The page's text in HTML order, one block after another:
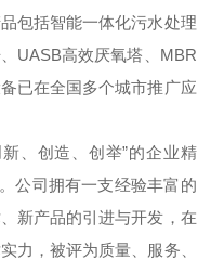
包括智能一体化污水处理
UASB高效厌氧塔、MBR
已在全国多个城市推广应
、创造、创举”的企业精
公司拥有一支经验丰富的
新产品的引进与开发，在
力，被评为质量、服务、